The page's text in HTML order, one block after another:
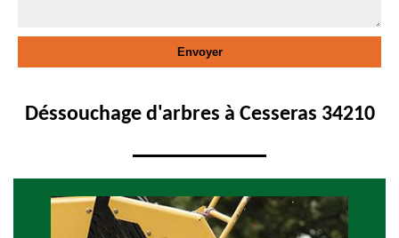
Déssouchage d'arbres à Cesseras 34210